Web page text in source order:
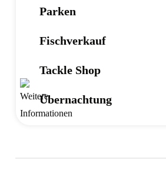
Parken
Fischverkauf
Tackle Shop
Übernachtung